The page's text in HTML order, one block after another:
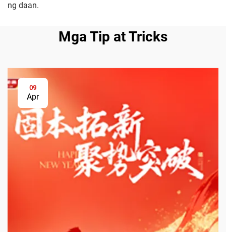
ng daan.
Mga Tip at Tricks
09
Apr